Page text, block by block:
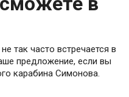
так часто встречается в
предложение, если вы
карабина Симонова.